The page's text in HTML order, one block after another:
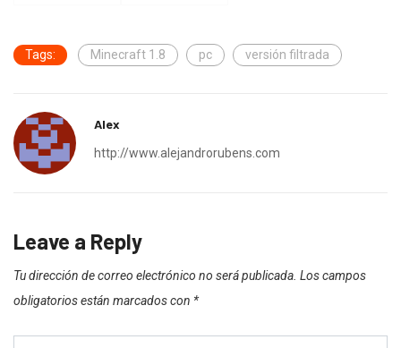
Tags: Minecraft 1.8 pc versión filtrada
Alex
http://www.alejandrorubens.com
Leave a Reply
Tu dirección de correo electrónico no será publicada. Los campos
obligatorios están marcados con *